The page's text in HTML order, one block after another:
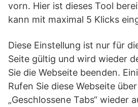
vorn. Hier ist dieses Tool
kann mit maximal 5 Klicks
Diese Einstellung ist nur für
Seite gültig und wird wieder
Sie die Webseite beenden.
Rufen Sie diese Webseite
„Geschlossene Tabs“ wieder